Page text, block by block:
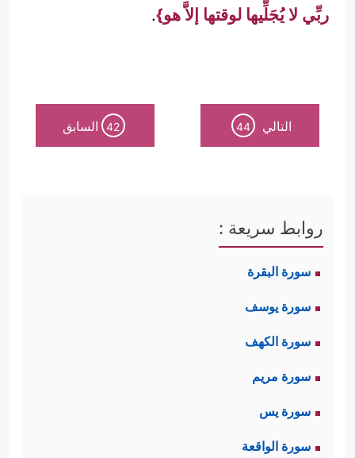
ربِّي لا يُجَلِّيها لوقتها إلاَّ هو}.
التالي 44
42 السابق
روابط سريعة :
سورة البقرة
سورة يوسف
سورة الكهف
سورة مريم
سورة يس
سورة الواقعة